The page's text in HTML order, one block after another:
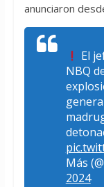
anunciaron
El
NBQ
Más
2024